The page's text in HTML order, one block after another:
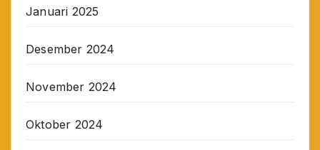
Januari 2025
Desember 2024
November 2024
Oktober 2024